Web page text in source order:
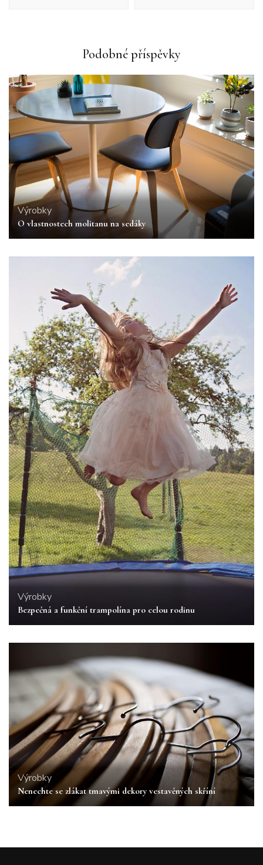
Podobné příspěvky
Výrobky
O vlastnostech molitanu na sedáky
Výrobky
Bezpečná a funkční trampolína pro celou rodinu
Výrobky
Nenechte se zlákat tmavými dekory vestavěných skříní